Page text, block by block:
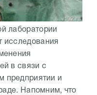
лаборатории
исследования
в связи с
предприятии и
Напомним, что